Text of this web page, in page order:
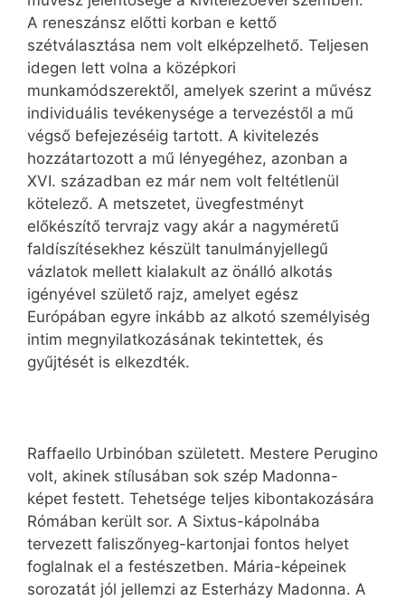
A reneszánsz előtti korban e kettő
szétválasztása nem volt elképzelhető. Teljesen
idegen lett volna a középkori
munkamódszerektől, amelyek szerint a művész
individuális tevékenysége a tervezéstől a mű
végső befejezéséig tartott. A kivitelezés
hozzátartozott a mű lényegéhez, azonban a
XVI. században ez már nem volt feltétlenül
kötelező. A metszetet, üvegfestményt
előkészítő tervrajz vagy akár a nagyméretű
faldíszítésekhez készült tanulmányjellegű
vázlatok mellett kialakult az önálló alkotás
igényével születő rajz, amelyet egész
Európában egyre inkább az alkotó személyiség
intim megnyilatkozásának tekintettek, és
gyűjtését is elkezdték.
Raffaello Urbinóban született. Mestere Perugino
volt, akinek stílusában sok szép Madonna-
képet festett. Tehetsége teljes kibontakozására
Rómában került sor. A Sixtus-kápolnába
tervezett faliszőnyeg-kartonjai fontos helyet
foglalnak el a festészetben. Mária-képeinek
sorozatát jól jellemzi az Esterházy Madonna. A